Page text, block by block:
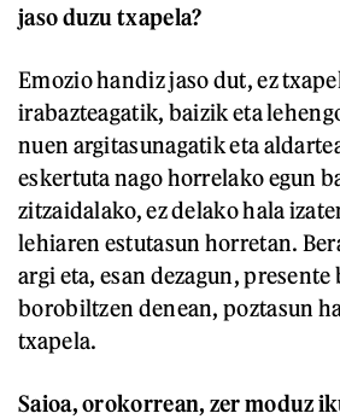
jaso duzu txapela?
Emozio handiz jaso dut, ez
irabazteagatik, baizik eta
nuen argitasunagatik eta
eskertuta nago horrelako egun
zitzaidalako, ez delako hala
lehiaren estutasun horretan.
argi eta, esan dezagun,
borobiltzen denean, poztasun
txapela.
Saioa, orokorrean, zer moduz